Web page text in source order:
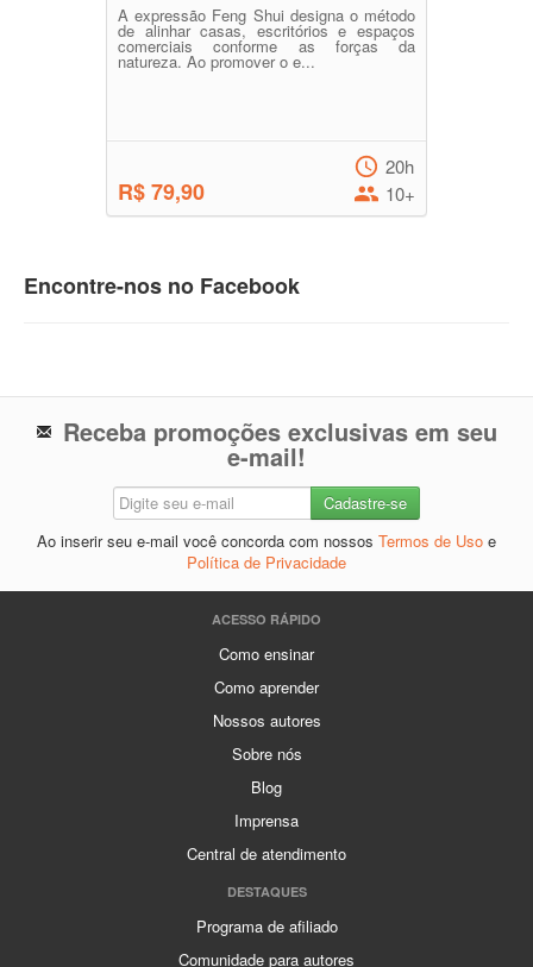
A expressão Feng Shui designa o método
de alinhar casas, escritórios e espaços
comerciais conforme as forças da
natureza. Ao promover o e...
R$ 79,90
20h
10+
Encontre-nos no Facebook
Receba promoções exclusivas em seu
e-mail!
Ao inserir seu e-mail você concorda com nossos Termos de Uso e
Política de Privacidade
ACESSO RÁPIDO
Como ensinar
Como aprender
Nossos autores
Sobre nós
Blog
Imprensa
Central de atendimento
DESTAQUES
Programa de afiliado
Comunidade para autores